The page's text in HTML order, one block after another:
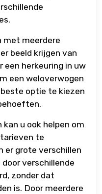
met meerdere
beeld krijgen van
een herkeuring in uw
een weloverwogen
optie te kiezen
u ook helpen om
te
er grote verschillen
verschillende
zonder dat
is. Door meerdere